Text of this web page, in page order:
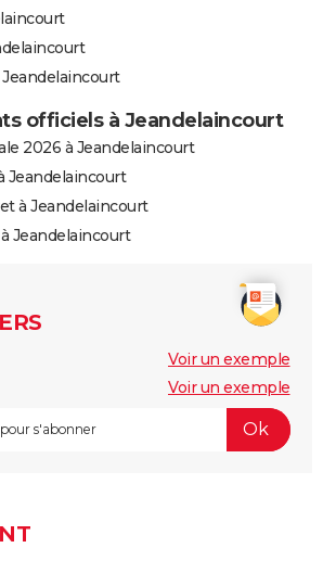
officiels à Jeandelaincourt
2026 à Jeandelaincourt
Jeandelaincourt
à Jeandelaincourt
Jeandelaincourt
Voir un exemple
Voir un exemple